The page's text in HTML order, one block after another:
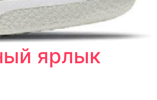
ярлык